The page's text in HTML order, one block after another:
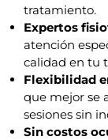
tratamiento.
Expertos
atención
calidad en tu
Flexibilidad
que mejor se
sesiones sin
Sin costos